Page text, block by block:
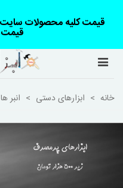
قیمت کلیه محصولات سایت
خانه > ابزارهای دستی > انبر ها